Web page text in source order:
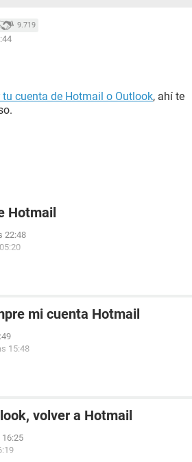
9.719
cuenta de Hotmail o Outlook, ahí te
Hotmail
22:48
mi cuenta Hotmail
15:48
volver a Hotmail